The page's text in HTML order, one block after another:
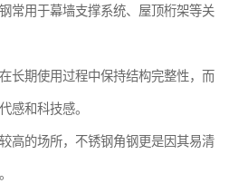
常用于幕墙支撑系统、屋顶桁架等关
长期使用过程中保持结构完整性，而
感和科技感。
高的场所，不锈钢角钢更是因其易清